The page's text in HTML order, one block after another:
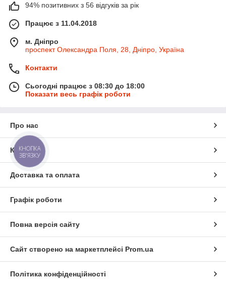
94% позитивних з 56 відгуків за рік
Працює з 11.04.2018
м. Дніпро
проспект Олександра Поля, 28, Дніпро, Україна
Контакти
Сьогодні працює з 08:30 до 18:00
Показати весь графік роботи
Про нас
Контакти
Доставка та оплата
Графік роботи
Повна версія сайту
Сайт створено на маркетплейсі Prom.ua
Політика конфіденційності
КНОПКА
ЗВ'ЯЗКУ